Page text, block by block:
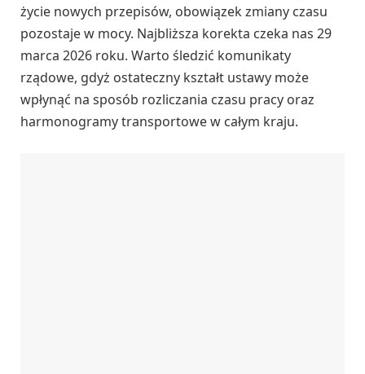
życie nowych przepisów, obowiązek zmiany czasu
pozostaje w mocy. Najbliższa korekta czeka nas 29
marca 2026 roku. Warto śledzić komunikaty
rządowe, gdyż ostateczny kształt ustawy może
wpłynąć na sposób rozliczania czasu pracy oraz
harmonogramy transportowe w całym kraju.